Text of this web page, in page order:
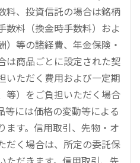
料、投資信託の場合は銘柄
数料（換金時手数料）およ
等の諸経費、年金保険・
は商品ごとに設定された契
いただく費用および一定期
等）をご負担いただく場合
等には価格の変動等による
ます。信用取引、先物・オ
だく場合は、所定の委託保